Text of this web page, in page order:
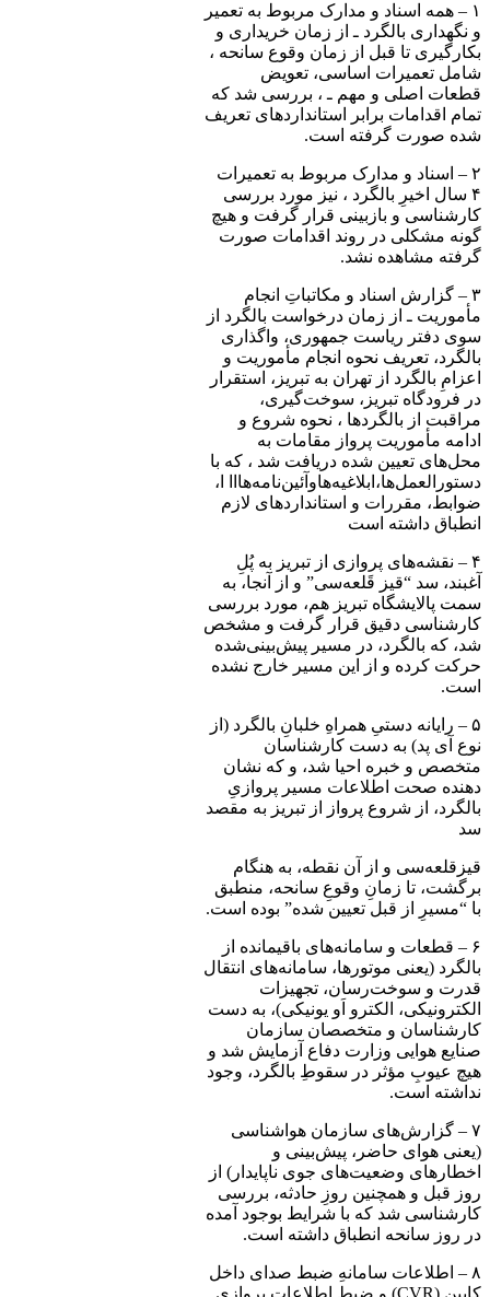
۱ – همه اسناد و مدارک مربوط به تعمیر
و نگهداری بالگرد ـ از زمان خریداری و
بکارگیری تا قبل از زمان وقوع سانحه ،
شامل تعمیرات اساسی، تعویض
قطعات اصلی و مهم ـ ، بررسی شد که
تمام اقدامات برابر استانداردهای تعریف
شده صورت گرفته است.
۲ – اسناد و مدارک مربوط به تعمیرات
۴ سال اخیرِ بالگرد ، نیز مورد بررسی
کارشناسی و بازبینی قرار گرفت و هیچ
گونه مشکلی در روند اقدامات صورت
گرفته مشاهده نشد.
۳ – گزارش اسناد و مکاتباتِ انجام
مأموریت ـ از زمان درخواست بالگرد از
سوی دفتر ریاست جمهوری، واگذاری
بالگرد، تعریف نحوه انجام مأموریت و
اعزامِ بالگرد از تهران به تبریز، استقرار
در فرودگاه تبریز، سوخت‌‎گیری،
مراقبت از بالگردها ، نحوه شروع و
ادامه مأموریت پرواز مقامات به
محل‌های تعیین شده دریافت شد ، که با
دستورالعمل‌ها،ابلاغیه‌هاوآئین‌نامه‌هااا ا،
ضوابط، مقررات و استانداردهای لازم
انطباق داشته است
۴ – نقشه‌های پروازی از تبریز به پُلِ
آغبند، سد “قیز قَلعه‌سی” و از آنجا، به
سمت پالایشگاه تبریز هم، مورد بررسی
کارشناسی دقیق قرار گرفت و مشخص
شد، که بالگرد، در مسیر پیش‌بینی‌شده
حرکت کرده و از این مسیر خارج نشده
است.
۵ – رایانه دستیِ همراهِ خلبانِ بالگرد (از
نوع آی پد) به دست کارشناسان
متخصص و خبره احیا شد، و که نشان
دهنده صحت اطلاعات مسیر پروازیِ
بالگرد، از شروع پرواز از تبریز به مقصد
سد
قیزقلعه‌سی و از آن نقطه، به هنگام
برگشت، تا زمانِ وقوعِ سانحه، منطبق
با “مسیرِ از قبل تعیین شده” بوده است.
۶ – قطعات و سامانه‌های باقیمانده از
بالگرد (یعنی موتورها، سامانه‌های انتقال
قدرت و سوخت‌رسان، تجهیزات
الکترونیکی، الکترو اَو یونیکی)، به دست
کارشناسان و متخصصان سازمان
صنایع هوایی وزارت دفاع آزمایش شد و
هیچ عیوبِ مؤثر در سقوطِ بالگرد، وجود
نداشته است.
۷ – گزارش‌های سازمان هواشناسی
(یعنی هوای حاضر، پیش‌بینی و
اخطارهای وضعیت‌های جوی ناپایدار) از
روز قبل و همچنین روزِ حادثه، بررسی
کارشناسی شد که با شرایط بوجود آمده
در روز سانحه انطباق داشته است.
۸ – اطلاعات سامانهِ ضبط صدای داخل